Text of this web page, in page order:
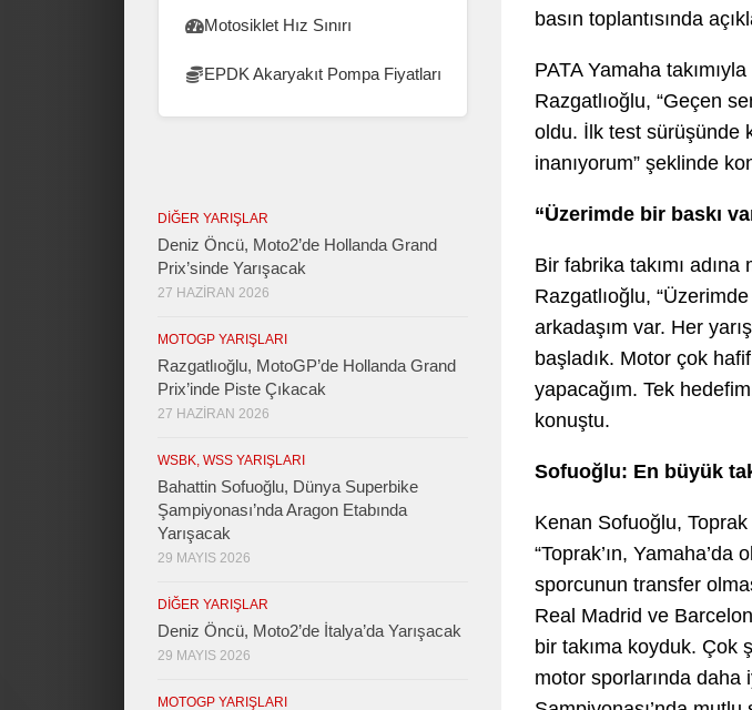
basın toplantısında
PATA Yamaha
Razgatlıoğlu, “Geçen
oldu. İlk test sürüşünde
inanıyorum” şeklinde
“Üzerimde bir baskı
Bir fabrika takımı
Razgatlıoğlu,
arkadaşım var. Her
başladık. Motor çok
yapacağım. Tek
konuştu.
Sofuoğlu: En büyük
Kenan Sofuoğlu,
“Toprak’ın,
sporcunun transfer
Real Madrid ve
bir takıma koyduk. Çok
motor sporlarında daha
Motosiklet Hız Sınırı
EPDK Akaryakıt Pompa Fiyatları
DIĞER YARIŞLAR
Deniz Öncü, Moto2’de Hollanda Grand
Prix’sinde Yarışacak
27 HAZIRAN 2026
MOTOGP YARIŞLARI
Razgatlıoğlu, MotoGP’de Hollanda Grand
Prix’inde Piste Çıkacak
27 HAZIRAN 2026
WSBK, WSS YARIŞLARI
Bahattin Sofuoğlu, Dünya Superbike
Şampiyonası’nda Aragon Etabında
Yarışacak
29 MAYIS 2026
DIĞER YARIŞLAR
Deniz Öncü, Moto2’de İtalya’da Yarışacak
29 MAYIS 2026
MOTOGP YARIŞLARI